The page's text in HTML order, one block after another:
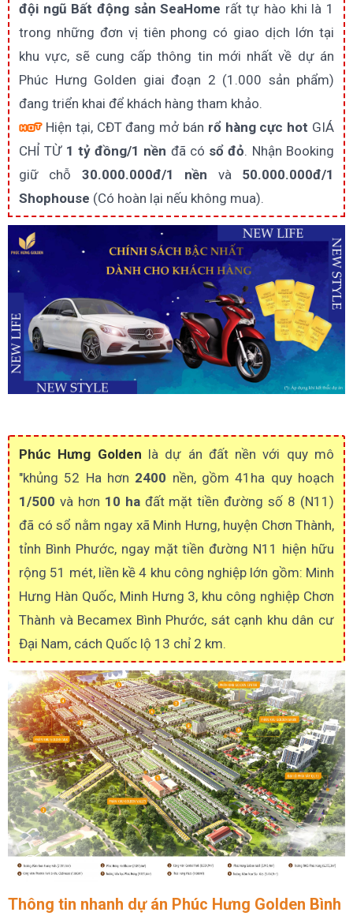
đội ngũ Bất động sản SeaHome rất tự hào khi là 1
trong những đơn vị tiên phong có giao dịch lớn tại
khu vực, sẽ cung cấp thông tin mới nhất về dự án
Phúc Hưng Golden giai đoạn 2 (1.000 sản phẩm)
đang triển khai để khách hàng tham khảo.
Hiện tại, CĐT đang mở bán rổ hàng cực hot GIÁ
CHỈ TỪ 1 tỷ đồng/1 nền đã có sổ đỏ. Nhận Booking
giữ chỗ 30.000.000đ/1 nền và 50.000.000đ/1
Shophouse (Có hoàn lại nếu không mua).
Phúc Hưng Golden là dự án đất nền với quy mô
"khủng 52 Ha hơn 2400 nền, gồm 41ha quy hoạch
1/500 và hơn 10 hađất mặt tiền đường số 8 (N11)
đã có sổ nằm ngay xã Minh Hưng, huyện Chơn Thành,
tỉnh Bình Phước, ngay mặt tiền đường N11 hiện hữu
rộng 51 mét, liền kề 4 khu công nghiệp lớn gồm: Minh
Hưng Hàn Quốc, Minh Hưng 3, khu công nghiệp Chơn
Thành và Becamex Bình Phước, sát cạnh khu dân cư
Đại Nam, cách Quốc lộ 13 chỉ 2 km.
Thông tin nhanh dự án Phúc Hưng Golden Bình